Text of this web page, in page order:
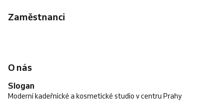
Zaměstnanci
O nás
Slogan
Moderní kadeřnické a kosmetické studio v centru Prahy